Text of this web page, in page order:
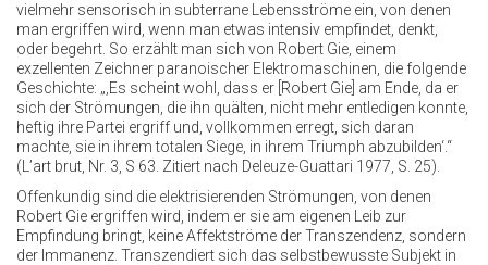
vielmehr sensorisch in subterrane Lebensströme ein, von denen
man ergriffen wird, wenn man etwas intensiv empfindet, denkt,
oder begehrt. So erzählt man sich von Robert Gie, einem
exzellenten Zeichner paranoischer Elektromaschinen, die folgende
Geschichte: „‚Es scheint wohl, dass er [Robert Gie] am Ende, da er
sich der Strömungen, die ihn quälten, nicht mehr entledigen konnte,
heftig ihre Partei ergriff und, vollkommen erregt, sich daran
machte, sie in ihrem totalen Siege, in ihrem Triumph abzubilden‘.“
(L’art brut, Nr. 3, S 63. Zitiert nach Deleuze-Guattari 1977, S. 25).
Offenkundig sind die elektrisierenden Strömungen, von denen
Robert Gie ergriffen wird, indem er sie am eigenen Leib zur
Empfindung bringt, keine Affektströme der Transzendenz, sondern
der Immanenz. Transzendiert sich das selbstbewusste Subjekt in